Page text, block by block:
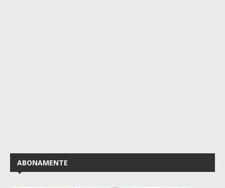
ABONAMENTE